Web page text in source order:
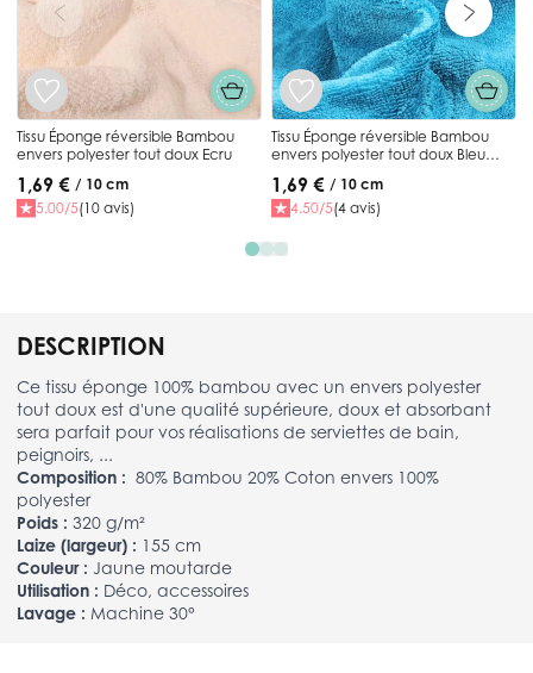
DESCRIPTION
Ce tissu éponge 100% bambou avec un envers polyester
tout doux est d'une qualité supérieure, doux et absorbant
sera parfait pour vos réalisations de serviettes de bain,
peignoirs, ...
Composition : 80% Bambou 20% Coton envers 100%
polyester
Poids : 320 g/m²
Laize (largeur) : 155 cm
Couleur : Jaune moutarde
Utilisation : Déco, accessoires
Lavage : Machine 30°
Tissu Éponge réversible Bambou
envers polyester tout doux Ecru
1,69 € / 10 cm
5.00/5(10 avis)
Tissu Éponge réversible Bambou
envers polyester tout doux Bleu
1,69 € / 10 cm
4.50/5(4 avis)